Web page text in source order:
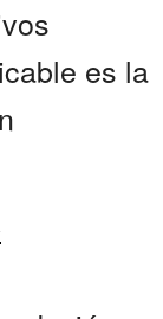
es la